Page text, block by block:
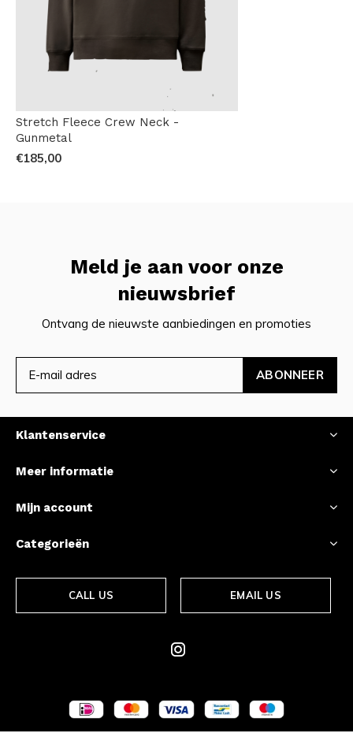
Stretch Fleece Crew Neck -
Gunmetal
€185,00
Meld je aan voor onze
nieuwsbrief
Ontvang de nieuwste aanbiedingen en promoties
ABONNEER
Klantenservice
Meer informatie
Mijn account
Categorieën
CALL US EMAIL US